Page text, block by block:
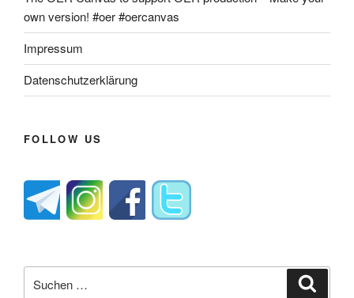
own version! #oer #oercanvas
Impressum
Datenschutzerklärung
FOLLOW US
nach: